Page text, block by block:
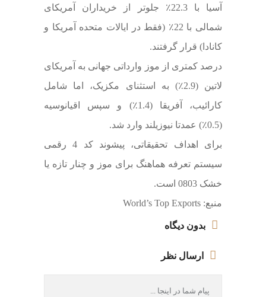
آسیا با 22.3٪ جلوتر از خریداران آمریکای
شمالی با 22٪ (فقط در ایالات متحده آمریکا و
کانادا) قرار گرفتند.
درصد کمتری از موز وارداتی جهانی به آمریکای
لاتین (2.9٪) به استثنای مکزیک، اما شامل
کارائیب، آفریقا (1.4٪) و سپس اقیانوسیه
(0.5٪) عمدتا نیوزیلند وارد شد.
برای اهداف تحقیقاتی، پیشوند کد 4 رقمی
سیستم تعرفه هماهنگ برای موز و چنار تازه یا
خشک 0803 است.
منبع: World’s Top Exports
بدون ديگاه
ارسال نظر